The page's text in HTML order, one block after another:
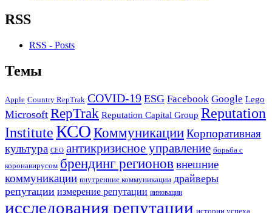
RSS
RSS - Posts
Темы
Apple Country RepTrak COVID-19 ESG Facebook Google Lego
Microsoft RepTrak Reputation Capital Group Reputation
InstituteКСО КоммуникацииКорпоративная
культура СЕО антикризисное управление борьба с
коронавирусом брендинг регионов внешние
коммуникации внутренние коммуникации драйверы
репутации измерение репутации инновации
исследования репутации истории успеха